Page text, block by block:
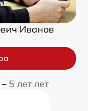
Иванов
5 лет лет